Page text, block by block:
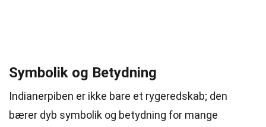
Symbolik og Betydning
Indianerpiben er ikke bare et rygeredskab; den
bærer dyb symbolik og betydning for mange